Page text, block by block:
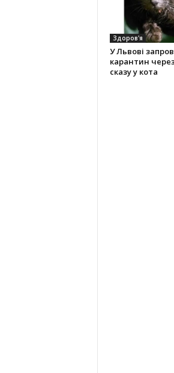
Здоров'я
У Львові
карантин
сказу у кота